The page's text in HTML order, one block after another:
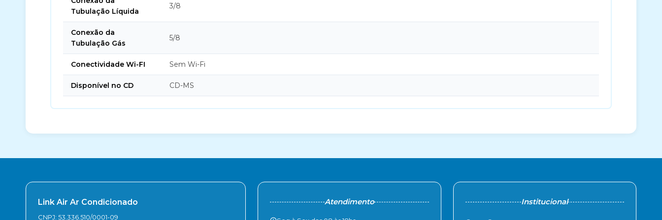
Tubulação Líquida
3/8
Conexão da
Tubulação Gás
5/8
Conectividade Wi-FI Sem Wi-Fi
Disponível no CD CD-MS
Link Air Ar Condicionado
CNPJ: 53.336.510/0001-09
Atendimento Institucional